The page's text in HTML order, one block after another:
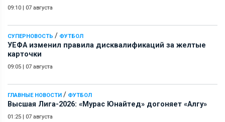
09:10 | 07 августа
СУПЕРНОВОСТЬ / ФУТБОЛ
УЕФА изменил правила дисквалификаций за желтые
карточки
09:05 | 07 августа
ГЛАВНЫЕ НОВОСТИ / ФУТБОЛ
Высшая Лига-2026: «Мурас Юнайтед» догоняет «Алгу»
01:25 | 07 августа